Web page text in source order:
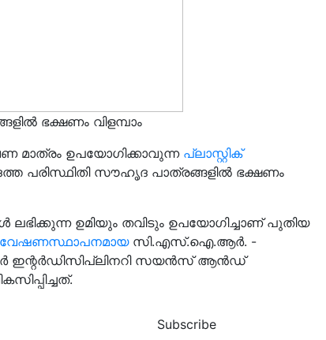
Subscribe
ഭക്ഷണം വിളമ്പാം
ഉപയോഗിക്കാവുന്നപ്ലാസ്റ്റിക്
പരിസ്ഥിതി സൗഹൃദ പാത്രങ്ങളിൽ ഭക്ഷണം
ഉമിയും തവിടും ഉപയോഗിച്ചാണ് പുതിയ
ഗവേഷണസ്ഥാപനമായസി.എസ്.ഐ.ആർ. -
ഇന്റർഡിസിപ്ലിനറി സയൻസ് ആൻഡ്